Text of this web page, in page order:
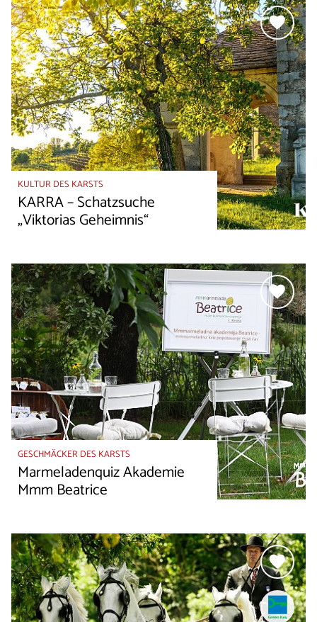
KULTUR DES KARSTS
KARRA – Schatzsuche
„Viktorias Geheimnis“
GESCHMÄCKER DES KARSTS
Marmeladenquiz Akademie
Mmm Beatrice